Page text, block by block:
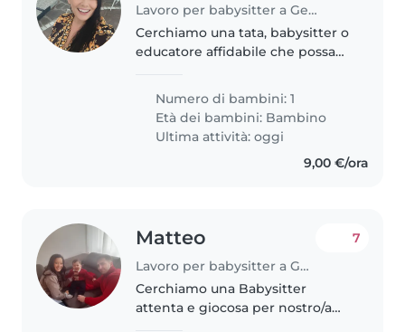
Lavoro per babysitter a Genova
Cerchiamo una tata, babysitter o
educatore affidabile che possa
nostro bimbo di 3 anni. Dovrà
essere a suo agio anche con
faccende leggere e
preferibilmente..
Numero di bambini: 1
Età dei bambini: Bambino
Ultima attività: oggi
9,00 €/ora
Matteo
Lavoro per babysitter a Genova
7
Cerchiamo una Babysitter
attenta e giocosa per nostro/a